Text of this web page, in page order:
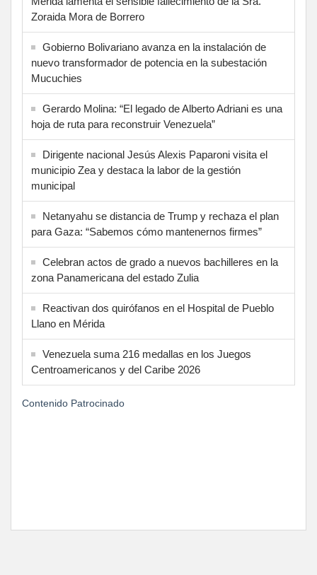
Zoraida Mora de Borrero
Gobierno Bolivariano avanza en la instalación de
nuevo transformador de potencia en la subestación
Mucuchies
Gerardo Molina: “El legado de Alberto Adriani es una
hoja de ruta para reconstruir Venezuela”
Dirigente nacional Jesús Alexis Paparoni visita el
municipio Zea y destaca la labor de la gestión
municipal
Netanyahu se distancia de Trump y rechaza el plan
para Gaza: “Sabemos cómo mantenernos firmes”
Celebran actos de grado a nuevos bachilleres en la
zona Panamericana del estado Zulia
Reactivan dos quirófanos en el Hospital de Pueblo
Llano en Mérida
Venezuela suma 216 medallas en los Juegos
Centroamericanos y del Caribe 2026
Contenido Patrocinado